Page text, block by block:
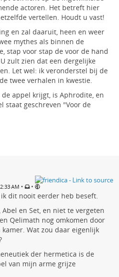
actoren. Het betreft hier
vertellen. Houdt u vast!
en zal daaruit, heen en weer
mythes als binnen de
stap voor stap de voor de hand
zult zien dat een dergelijke
Let wel: ik veronderstel bij de
twee verhalen in kwestie.
appel krijgt, is Aphrodite, en
staat geschreven "Voor de
AM • •
dit nooit eerder heb beseft.
en Set, en niet te vergeten
Qelimath nog omkomen door
Wat zou daar eigenlijk
der hermetica is de
van mijn arme grijze